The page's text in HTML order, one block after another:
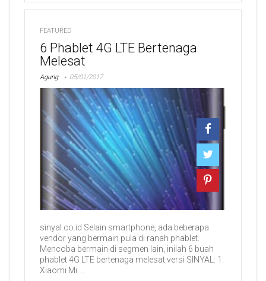
FEATURED
6 Phablet 4G LTE Bertenaga
Melesat
Agung 05/01/2017
sinyal.co.id Selain smartphone, ada beberapa
vendor yang bermain pula di ranah phablet.
Mencoba bermain di segmen lain, inilah 6 buah
phablet 4G LTE bertenaga melesat versi SINYAL: 1.
Xiaomi Mi ...